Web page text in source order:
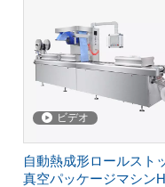
ビデオ
自動熱成形ロールスト
真空パッケージマシン